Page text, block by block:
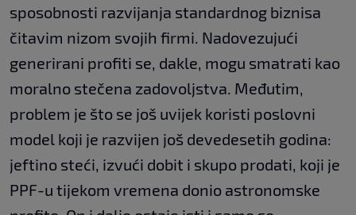
sposobnosti razvijanja standardnog biznisa
čitavim nizom svojih firmi. Nadovezujući
generirani profiti se, dakle, mogu smatrati kao
moralno stečena zadovoljstva. Međutim,
problem je što se još uvijek koristi poslovni
model koji je razvijen još devedesetih godina:
jeftino steći, izvući dobit i skupo prodati, koji je
PPF-u tijekom vremena donio astronomske